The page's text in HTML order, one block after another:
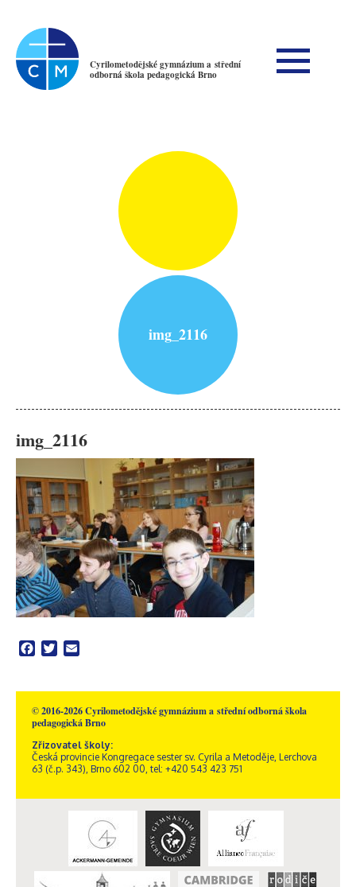
Cyrilometodějské gymnázium a střední
odborná škola pedagogická Brno
img_2116
img_2116
Facebook
Twitter
© 2016-2026 Cyrilometodějské gymnázium a střední odborná škola
pedagogická Brno
Zřizovatel školy:
Česká provincie Kongregace sester sv. Cyrila a Metoděje, Lerchova
63 (č.p. 343), Brno 602 00, tel: +420 543 423 751